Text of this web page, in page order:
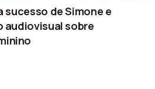
sucesso de Simone e
audiovisual sobre